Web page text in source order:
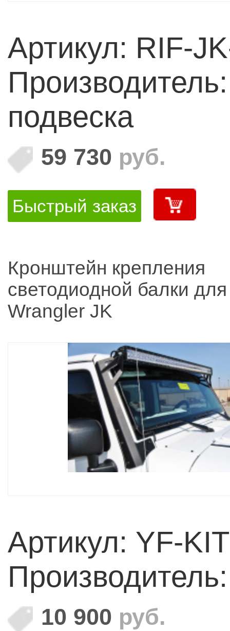
которые Вы
производителя!
Артикул: RIF-
подвеска
59 730 руб.
Быстрый заказ
Кронштейн крепления
светодиодной балки
Wrangler JK
Артикул: YF-
10 900 руб.